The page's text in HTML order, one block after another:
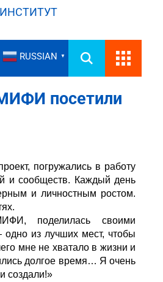
RUSSIAN ▼
посетили
погружались в работу
и сообществ. Каждый день
и личностным ростом.
поделилась своими
из лучших мест, чтобы
мне не хватало в жизни и
долгое время… Я очень
создали!»